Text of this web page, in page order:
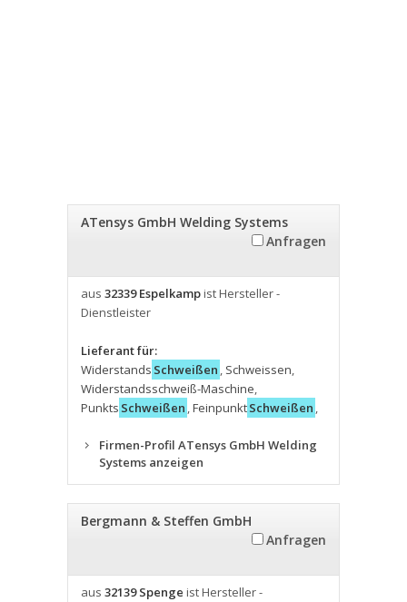
ATensys GmbH Welding Systems
Anfragen
aus 32339 Espelkampist Hersteller -
Dienstleister
Lieferant für:
Widerstands Schweißen , Schweissen,
Widerstandsschweiß-Maschine,
Punkts Schweißen ,FeinpunktSchweißen ,
Firmen-Profil ATensys GmbH Welding
Systems anzeigen
Bergmann & Steffen GmbH
Anfragen
aus 32139 Spenge ist Hersteller -